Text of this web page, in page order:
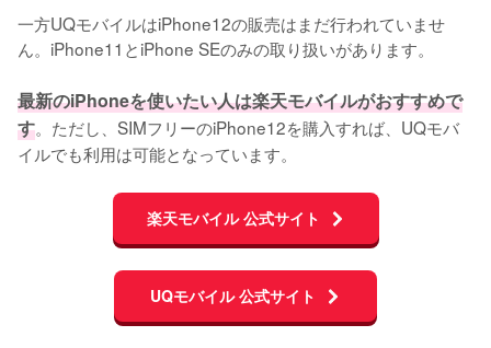
一方UQモバイルはiPhone12の販売はまだ行われていませ
ん。iPhone11とiPhone SEのみの取り扱いがあります。
最新のiPhoneを使いたい人は楽天モバイルがおすすめで
す。ただし、SIMフリーのiPhone12を購入すれば、UQモバ
イルでも利用は可能となっています。
楽天モバイル 公式サイト
UQモバイル 公式サイト